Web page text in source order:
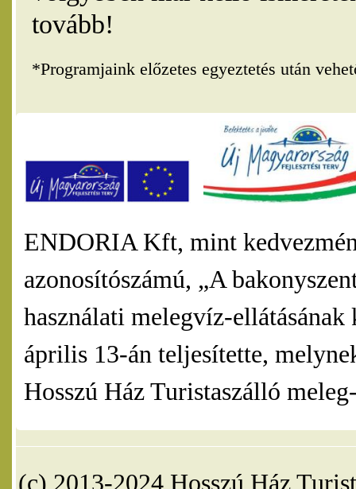
tovább!
*Programjaink előzetes egyeztetés után
ENDORIA Kft, mint
azonosítószámú, „A
használati melegvíz-
április 13-án teljesítette,
Hosszú Ház Turistaszálló
(c) 2013-2024 Hosszú Ház